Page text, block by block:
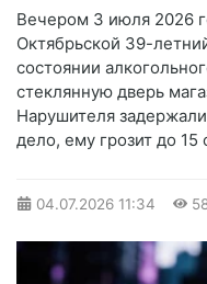
Вечером 3 июля 2026
Октябрьской 39-
состоянии
стеклянную дверь
Нарушителя
дело, ему грозит до 15
04.07.2026 11:34